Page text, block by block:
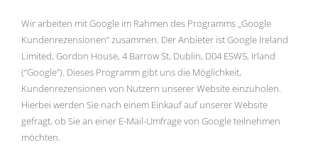
Wir arbeiten mit Google im Rahmen des Programms „Google
Kundenrezensionen“ zusammen. Der Anbieter ist Google Ireland
Limited, Gordon House, 4 Barrow St, Dublin, D04 E5W5, Irland
(“Google”). Dieses Programm gibt uns die Möglichkeit,
Kundenrezensionen von Nutzern unserer Website einzuholen.
Hierbei werden Sie nach einem Einkauf auf unserer Website
gefragt, ob Sie an einer E-Mail-Umfrage von Google teilnehmen
möchten.